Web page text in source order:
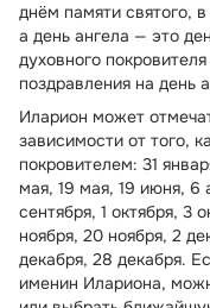
днём памяти святого,
а день ангела — это
духовного
поздравления на день
Иларион может
зависимости от того,
покровителем: 31
мая, 19 мая, 19 июня, 6
сентября, 1 октября, 3
ноября, 20 ноября, 2
декабря, 28 декабря.
именин Илариона,